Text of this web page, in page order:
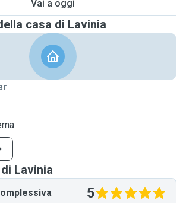
Vai a oggi
casa di Lavinia
Lavinia
5